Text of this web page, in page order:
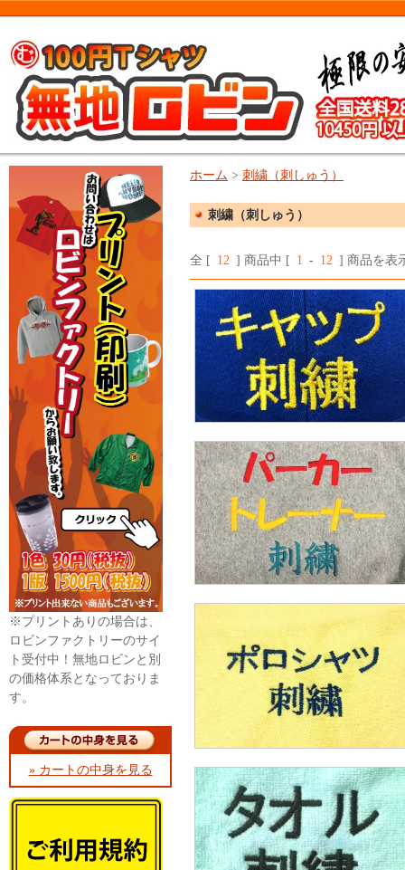
※プリントありの場合は、
ロビンファクトリーのサイ
ト受付中！無地ロビンと別
の価格体系となっておりま
す。
» カートの中身を見る
ホーム > 刺繍（刺しゅう）
刺繍（刺しゅう）
全 [ 12 ] 商品中 [ 1 - 12 ] 商品を表